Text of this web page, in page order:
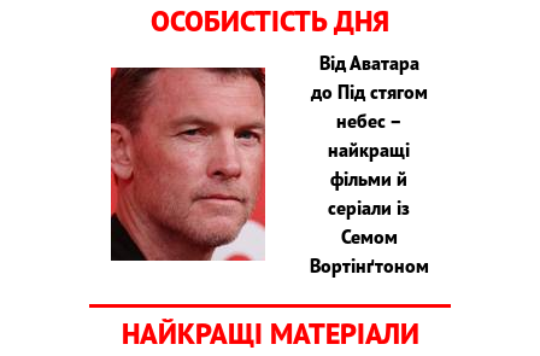
ОСОБИСТІСТЬ ДНЯ
Від Аватара
до Під стягом
небес –
найкращі
фільми й
серіали із
Семом
Вортінґтоном
НАЙКРАЩІ МАТЕРІАЛИ